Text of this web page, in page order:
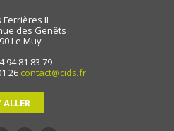
Ferrières II
des Genêts
Le Muy
94 81 83 79
26 contact@cids.fr
ALLER